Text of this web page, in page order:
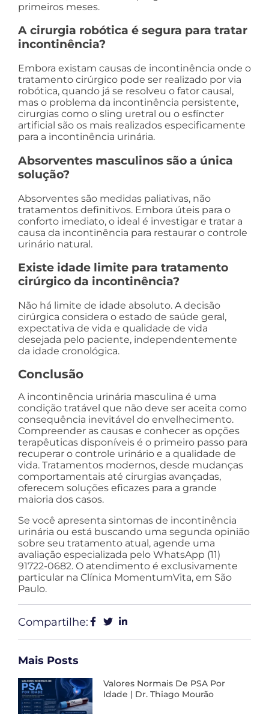
primeiros meses.
A cirurgia robótica é segura para tratar
incontinência?
Embora existam causas de incontinência onde o
tratamento cirúrgico pode ser realizado por via
robótica, quando já se resolveu o fator causal,
mas o problema da incontinência persistente,
cirurgias como o sling uretral ou o esfíncter
artificial são os mais realizados especificamente
para a incontinência urinária.
Absorventes masculinos são a única
solução?
Absorventes são medidas paliativas, não
tratamentos definitivos. Embora úteis para o
conforto imediato, o ideal é investigar e tratar a
causa da incontinência para restaurar o controle
urinário natural.
Existe idade limite para tratamento
cirúrgico da incontinência?
Não há limite de idade absoluto. A decisão
cirúrgica considera o estado de saúde geral,
expectativa de vida e qualidade de vida
desejada pelo paciente, independentemente
da idade cronológica.
Conclusão
A incontinência urinária masculina é uma
condição tratável que não deve ser aceita como
consequência inevitável do envelhecimento.
Compreender as causas e conhecer as opções
terapêuticas disponíveis é o primeiro passo para
recuperar o controle urinário e a qualidade de
vida. Tratamentos modernos, desde mudanças
comportamentais até cirurgias avançadas,
oferecem soluções eficazes para a grande
maioria dos casos.
Se você apresenta sintomas de incontinência
urinária ou está buscando uma segunda opinião
sobre seu tratamento atual, agende uma
avaliação especializada pelo WhatsApp (11)
91722-0682. O atendimento é exclusivamente
particular na Clínica MomentumVita, em São
Paulo.
Compartilhe:
Mais Posts
Valores Normais De PSA Por
Idade | Dr. Thiago Mourão